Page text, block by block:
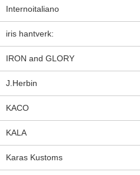
Internoitaliano
iris hantverk:
IRON and GLORY
J.Herbin
KACO
KALA
Karas Kustoms